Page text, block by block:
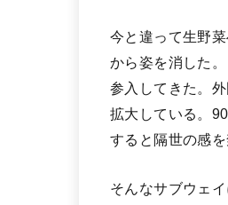
今と違って生野
から姿を消した
参入してきた。
拡大している。
すると隔世の感を
そんなサブウェ